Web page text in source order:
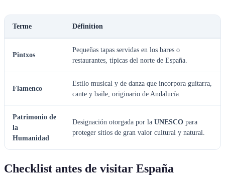
Terme Définition
Pintxos
Pequeñas tapas servidas en los bares o
restaurantes, típicas del norte de España.
Flamenco
Estilo musical y de danza que incorpora guitarra,
cante y baile, originario de Andalucía.
Patrimonio de
la
Humanidad
Designación otorgada por la UNESCO para
proteger sitios de gran valor cultural y natural.
Checklist antes de visitar España